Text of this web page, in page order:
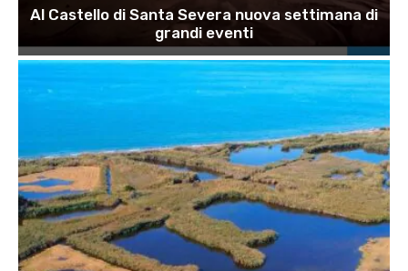
Al Castello di Santa Severa nuova settimana di
grandi eventi